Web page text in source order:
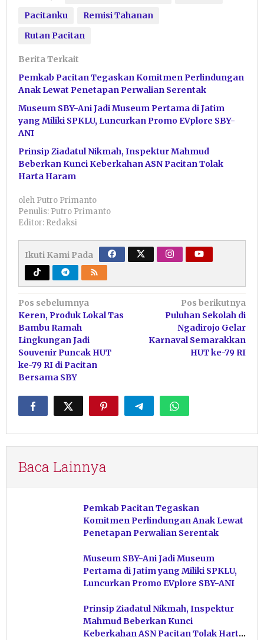
Pacitanku
Remisi Tahanan
Rutan Pacitan
Berita Terkait
Pemkab Pacitan Tegaskan Komitmen Perlindungan
Anak Lewat Penetapan Perwalian Serentak
Museum SBY-Ani Jadi Museum Pertama di Jatim
yang Miliki SPKLU, Luncurkan Promo EVplore SBY-
ANI
Prinsip Ziadatul Nikmah, Inspektur Mahmud
Beberkan Kunci Keberkahan ASN Pacitan Tolak
Harta Haram
oleh Putro Primanto
Penulis: Putro Primanto
Editor: Redaksi
Ikuti Kami Pada
Navigasi
pos
Pos sebelumnya
Keren, Produk Lokal Tas
Bambu Ramah
Lingkungan Jadi
Souvenir Puncak HUT
ke-79 RI di Pacitan
Bersama SBY
Pos berikutnya
Puluhan Sekolah di
Ngadirojo Gelar
Karnaval Semarakkan
HUT ke-79 RI
Baca Lainnya
Pemkab Pacitan Tegaskan
Komitmen Perlindungan Anak Lewat
Penetapan Perwalian Serentak
Museum SBY-Ani Jadi Museum
Pertama di Jatim yang Miliki SPKLU,
Luncurkan Promo EVplore SBY-ANI
Prinsip Ziadatul Nikmah, Inspektur
Mahmud Beberkan Kunci
Keberkahan ASN Pacitan Tolak Harta